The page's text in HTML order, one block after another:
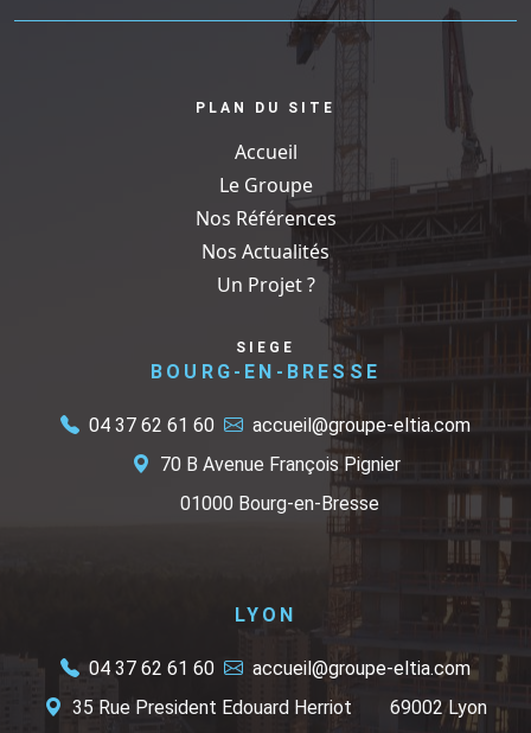
PLAN DU SITE
Accueil
Le Groupe
Nos Références
Nos Actualités
Un Projet ?
SIEGE
BOURG-EN-BRESSE
04 37 62 61 60
accueil@groupe-eltia.com
70 B Avenue François Pignier
01000 Bourg-en-Bresse
LYON
04 37 62 61 60
accueil@groupe-eltia.com
35 Rue President Edouard Herriot
69002 Lyon